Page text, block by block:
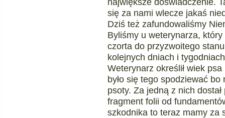
się za nami wlecze jakaś
Dziś też zafundowaliśmy
Byliśmy u weterynarza,
czorta do przyzwoitego
kolejnych dniach i
Weterynarz określił wiek
było się tego spodziewać
psoty. Za jedną z nich
fragment folii od
szkodnika to teraz mamy za